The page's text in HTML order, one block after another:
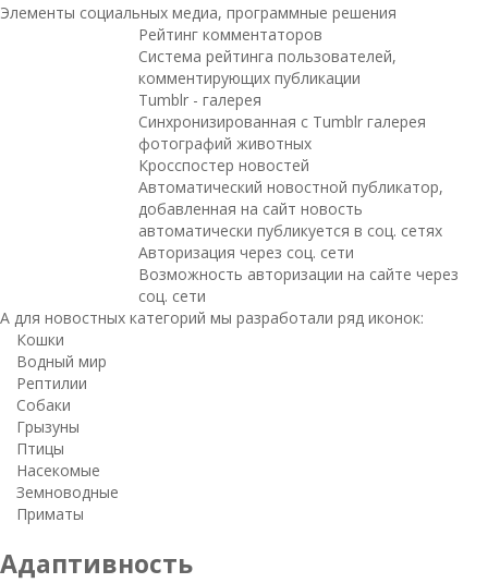
Элементы социальных медиа, программные решения
Рейтинг комментаторов
Система рейтинга пользователей,
комментирующих публикации
Tumblr - галерея
Синхронизированная с Tumblr галерея
фотографий животных
Кросспостер новостей
Автоматический новостной публикатор,
добавленная на сайт новость
автоматически публикуется в соц. сетях
Авторизация через соц. сети
Возможность авторизации на сайте через
соц. сети
А для новостных категорий мы разработали ряд иконок:
Кошки
Водный мир
Рептилии
Собаки
Грызуны
Птицы
Насекомые
Земноводные
Приматы
Адаптивность